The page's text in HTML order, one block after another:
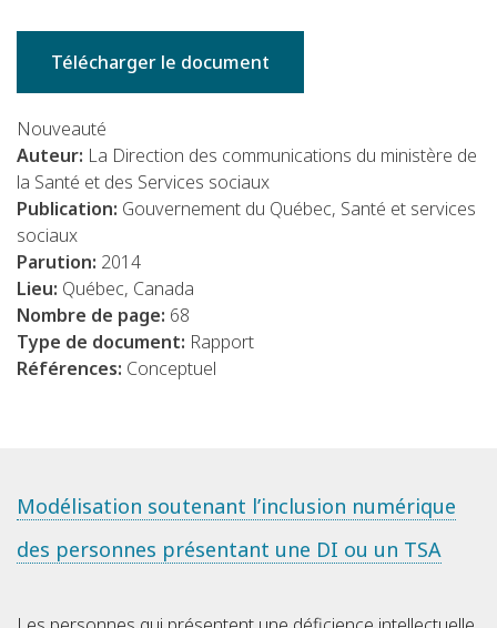
Télécharger le document
Nouveauté
Auteur: La Direction des communications du ministère de
la Santé et des Services sociaux
Publication: Gouvernement du Québec, Santé et services
sociaux
Parution: 2014
Lieu: Québec, Canada
Nombre de page: 68
Type de document: Rapport
Références: Conceptuel
Modélisation soutenant l’inclusion numérique
des personnes présentant une DI ou un TSA